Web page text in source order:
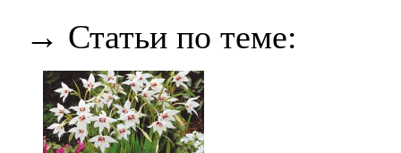
→ Статьи по теме: